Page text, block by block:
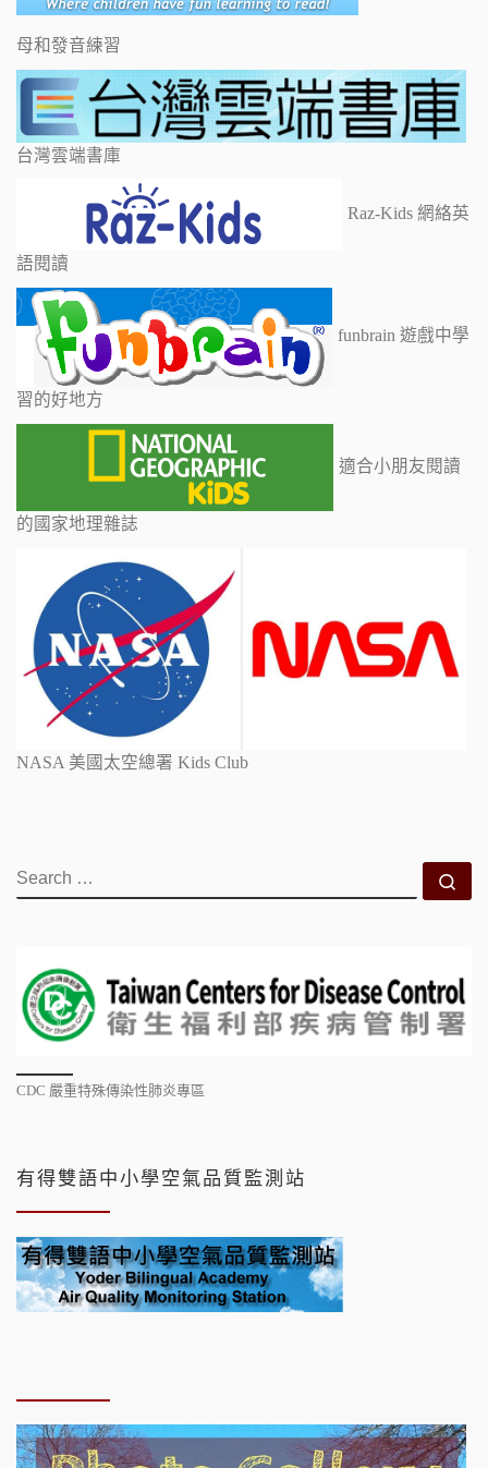
母和發音練習
台灣雲端書庫
Raz-Kids 網絡英
語閱讀
funbrain 遊戲中學
習的好地方
適合小朋友閱讀
的國家地理雜誌
NASA 美國太空總署 Kids Club
SEARCH
CDC 嚴重特殊傳染性肺炎專區
有得雙語中小學空氣品質監測站